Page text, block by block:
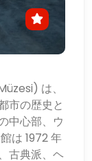
は、
市の歴史と
中心部、ウ
は 1972 年
古典派、ヘ